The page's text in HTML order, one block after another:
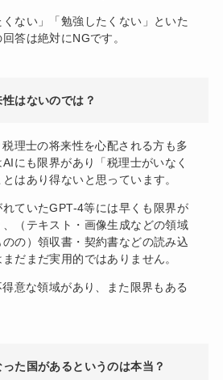
ない」「勉強したくない」といた
答は絶対にNGです。
はないのでは？
理士の将来性を心配される方も多
にも限界があり「税理士がいなく
はあり得ないと思っています。
ていたGPT-4等には早くも限界が
、（テキスト・画像生成などの領域
の）領収書・契約書などの読み込
だまだ実用的ではありません。
意な領域があり、また限界もある
た国があるというのは本当？